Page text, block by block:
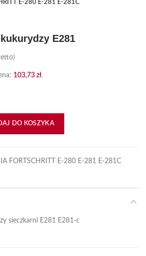
E-280 E-281 E-281C
E281
103,73 zł.
DO KOSZYKA
FORTSCHRITT E-280 E-281 E-281C
sieczkarni E281 E281-c